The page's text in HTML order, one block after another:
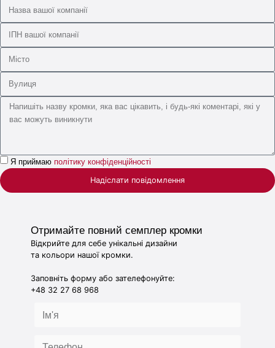
Я приймаю політику конфіденційності
Надіслати повідомлення
Отримайте повний семплер кромки
Відкрийте для себе унікальні дизайни
та кольори нашої кромки.
Заповніть форму або зателефонуйте:
+48 32 27 68 968